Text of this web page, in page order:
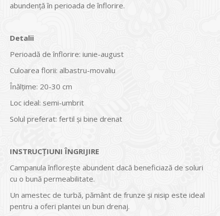
abundență în perioada de înflorire.
Detalii
Perioadă de înflorire: iunie-august
Culoarea florii: albastru-movaliu
Înălțime: 20-30 cm
Loc ideal: semi-umbrit
Solul preferat: fertil și bine drenat
INSTRUCŢIUNI ÎNGRIJIRE
Campanula înflorește abundent dacă beneficiază de soluri
cu o bună permeabilitate.
Un amestec de turbă, pământ de frunze și nisip este ideal
pentru a oferi plantei un bun drenaj.